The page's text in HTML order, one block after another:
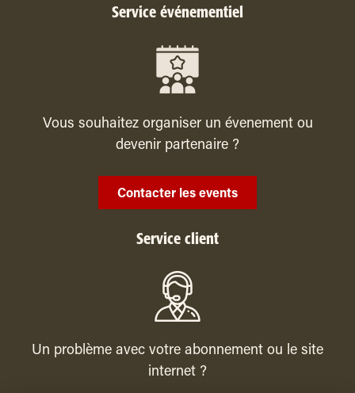
Service événementiel
Vous souhaitez organiser un évenement ou
devenir partenaire ?
Contacter les events
Service client
Un problème avec votre abonnement ou le site
internet ?